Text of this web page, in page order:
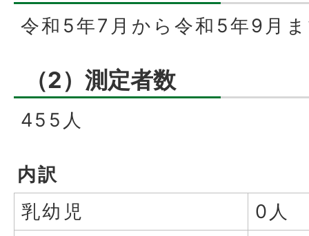
令和5年7月から令和5年9月
（2）測定者数
455人
内訳
乳幼児
0人